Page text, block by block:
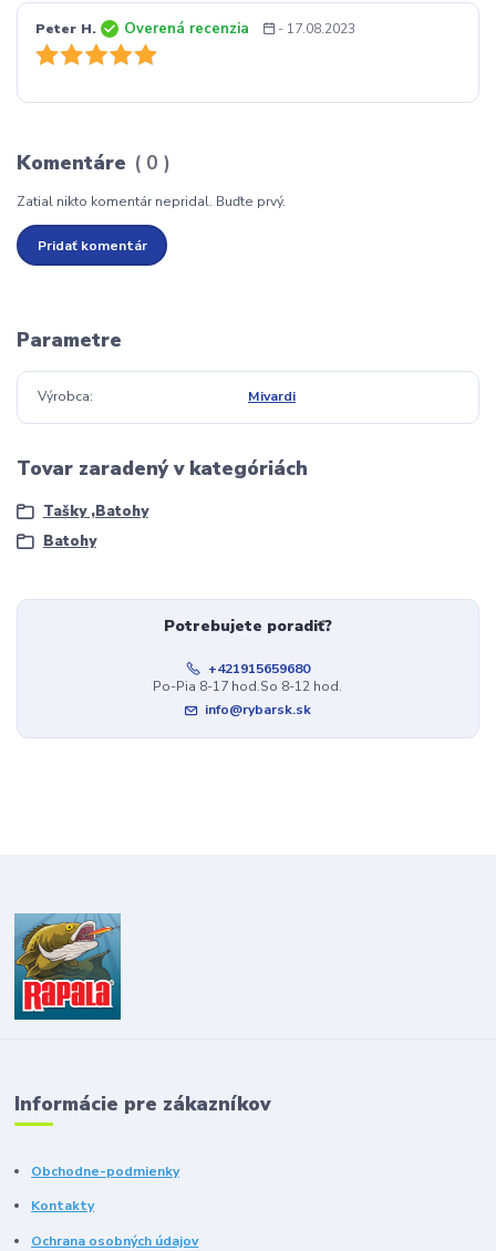
Peter H. Overená recenzia - 17.08.2023
Komentáre 0
Zatial nikto komentár nepridal. Buďte prvý.
Pridať komentár
Parametre
Výrobca Mivardi
Tovar zaradený v kategóriách
Tašky ,Batohy
Batohy
Potrebujete poradiť?
+421915659680
Po-Pia 8-17 hod.So 8-12 hod.
info@rybarsk.sk
Informácie pre zákazníkov
Obchodne-podmienky
Kontakty
Ochrana osobných údajov